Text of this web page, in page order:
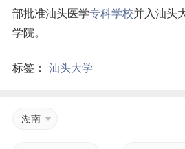
部批准汕头医学专科学校并入汕头
学院。
标签： 汕头大学
湖南